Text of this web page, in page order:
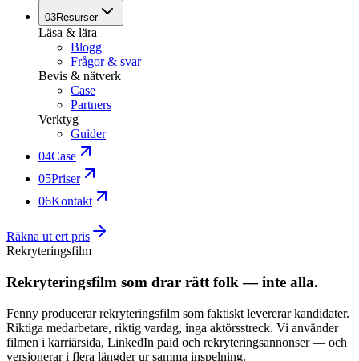
03Resurser
Läsa & lära
Blogg
Frågor & svar
Bevis & nätverk
Case
Partners
Verktyg
Guider
04Case
05Priser
06Kontakt
Räkna ut ert pris
Rekryteringsfilm
Rekryteringsfilm som drar rätt folk — inte alla.
Fenny producerar rekryteringsfilm som faktiskt levererar kandidater.
Riktiga medarbetare, riktig vardag, inga aktörsstreck. Vi använder
filmen i karriärsida, LinkedIn paid och rekryteringsannonser — och
versionerar i flera längder ur samma inspelning.